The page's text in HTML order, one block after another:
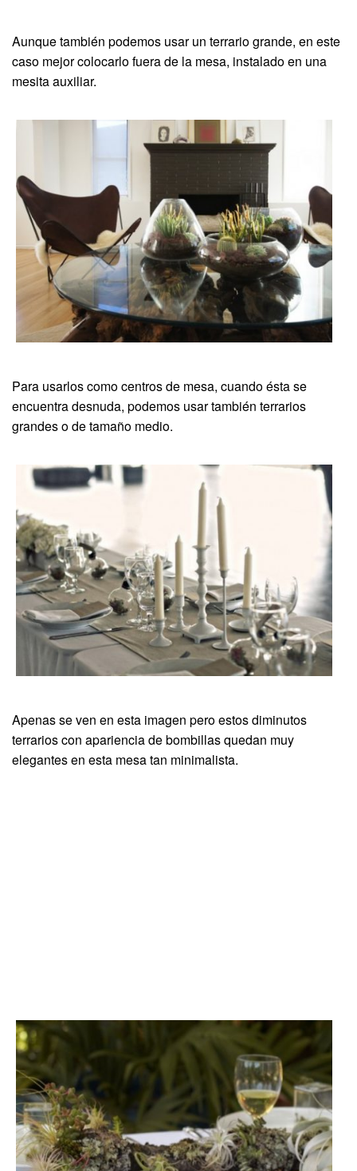
Aunque también podemos usar un terrario grande, en este
caso mejor colocarlo fuera de la mesa, instalado en una
mesita auxiliar.
Para usarlos como centros de mesa, cuando ésta se
encuentra desnuda, podemos usar también terrarios
grandes o de tamaño medio.
Apenas se ven en esta imagen pero estos diminutos
terrarios con apariencia de bombillas quedan muy
elegantes en esta mesa tan minimalista.